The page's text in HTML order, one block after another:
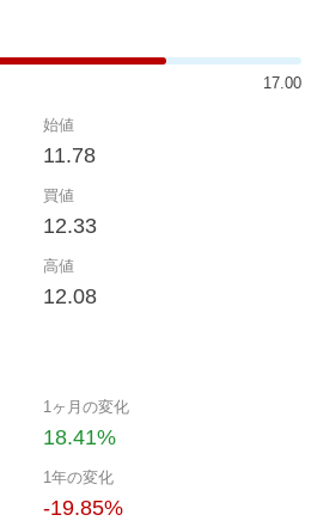
17.00
始値
11.78
買値
12.33
高値
12.08
1ヶ月の変化
18.41%
1年の変化
-19.85%